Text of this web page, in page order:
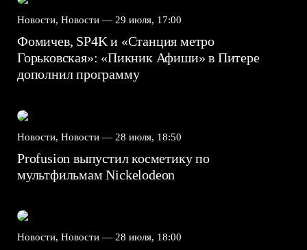
Новости, Новости — 29 июля, 17:00
Фомичев, SP4K и «Станция метро
Горьковская»: «Пикник Афиши» в Питере
дополнил программу
Новости, Новости — 28 июля, 18:50
Profusion выпустил косметику по
мультфильмам Nickelodeon
Новости, Новости — 28 июля, 18:00